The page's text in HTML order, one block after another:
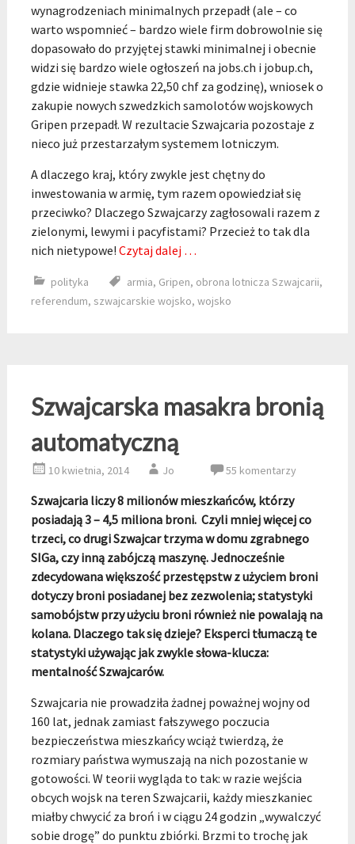
wynagrodzeniach minimalnych przepadł (ale – co
warto wspomnieć – bardzo wiele firm dobrowolnie się
dopasowało do przyjętej stawki minimalnej i obecnie
widzi się bardzo wiele ogłoszeń na jobs.ch i jobup.ch,
gdzie widnieje stawka 22,50 chf za godzinę), wniosek o
zakupie nowych szwedzkich samolotów wojskowych
Gripen przepadł. W rezultacie Szwajcaria pozostaje z
nieco już przestarzałym systemem lotniczym.
A dlaczego kraj, który zwykle jest chętny do
inwestowania w armię, tym razem opowiedział się
przeciwko? Dlaczego Szwajcarzy zagłosowali razem z
zielonymi, lewymi i pacyfistami? Przecież to tak dla
nich nietypowe! Czytaj dalej …
polityka armia, Gripen, obrona lotnicza Szwajcarii,
referendum, szwajcarskie wojsko, wojsko
Szwajcarska masakra bronią
automatyczną
10 kwietnia, 2014 Jo 55 komentarzy
Szwajcaria liczy 8 milionów mieszkańców, którzy
posiadają 3 – 4,5 miliona broni. Czyli mniej więcej co
trzeci, co drugi Szwajcar trzyma w domu zgrabnego
SIGa, czy inną zabójczą maszynę. Jednocześnie
zdecydowana większość przestępstw z użyciem broni
dotyczy broni posiadanej bez zezwolenia; statystyki
samobójstw przy użyciu broni również nie powalają na
kolana. Dlaczego tak się dzieje? Eksperci tłumaczą te
statystyki używając jak zwykle słowa-klucza:
mentalność Szwajcarów.
Szwajcaria nie prowadziła żadnej poważnej wojny od
160 lat, jednak zamiast fałszywego poczucia
bezpieczeństwa mieszkańcy wciąż twierdzą, że
rozmiary państwa wymuszają na nich pozostanie w
gotowości. W teorii wygląda to tak: w razie wejścia
obcych wojsk na teren Szwajcarii, każdy mieszkaniec
miałby chwycić za broń i w ciągu 24 godzin „wywalczyć
sobie drogę” do punktu zbiórki. Brzmi to trochę jak